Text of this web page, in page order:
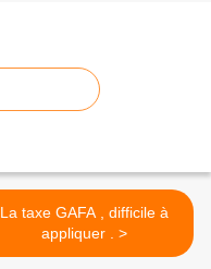
La taxe GAFA , difficile à
appliquer . >